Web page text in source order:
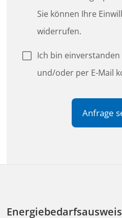
Energiebedarfsausweis